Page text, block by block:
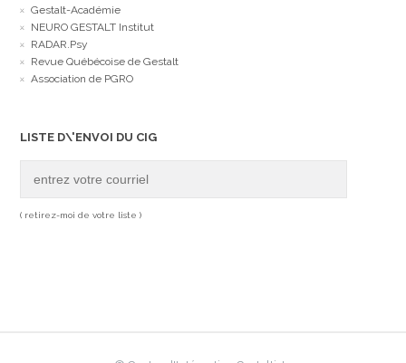
Gestalt-Académie
NEURO GESTALT Institut
RADAR.Psy
Revue Québécoise de Gestalt
Association de PGRO
LISTE D\'ENVOI DU CIG
( retirez-moi de votre liste )